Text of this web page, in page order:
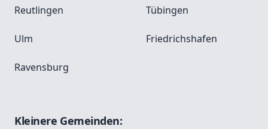
Reutlingen Tübingen
Ulm Friedrichshafen
Ravensburg
Kleinere Gemeinden: